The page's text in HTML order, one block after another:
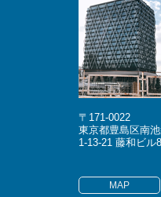
〒171-0022
東京都豊島区南
1-13-21 藤和ビル
MAP